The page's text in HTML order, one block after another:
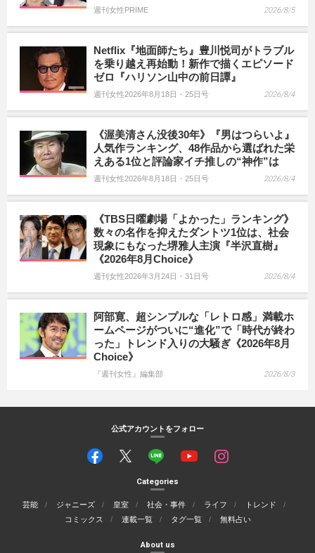
週刊女性PRIME 2026/8/5
Netflix『地面師たち』豊川悦司がトラブル
を乗り越え再始動！新作で描くエピソード
ゼロ『ハリソン山中の前日譚』
週刊女性2026年8月18日・25日号 2026/8/4
《渥美清さん没後30年》『男はつらいよ』
人気作ランキング、48作品から選ばれた栄
えある1位と評論家イチ推しの“神作”は
週刊女性2026年8月18日・25日号 2026/8/4
《TBS日曜劇場「よかった」ランキング》
数々の名作を抑えたダントツ1位は、社会
現象にもなった堺雅人主演『半沢直樹』
《2026年8月Choice》
週刊女性2026年3月24日・31日号 2026/8/4
阿部寛、超シンプルな「レトロ感」満載ホ
ームページがついに“進化”で「時代が終わ
った」トレンド入りの大騒ぎ《2026年8月
Choice》
『週刊女性』編集部 2026/8/3
公式アカウントをフォロー
Categories
芸能 ジャニーズ 皇室 社会・事件 ライフ
トレンド
コミックス
連載一覧 タグ一覧 無料占い
About us